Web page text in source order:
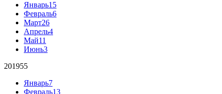
Январь15
Февраль6
Март26
Апрель4
Май11
Июнь3
201955
Январь7
Февраль13